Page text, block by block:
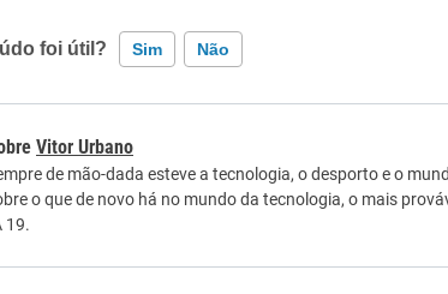
foi útil? Sim Não
não tem a informação que procuro
Vitor Urbano
de mão-dada esteve a tecnologia, o desporto e o
o que de novo há no mundo da tecnologia, o mais
19.